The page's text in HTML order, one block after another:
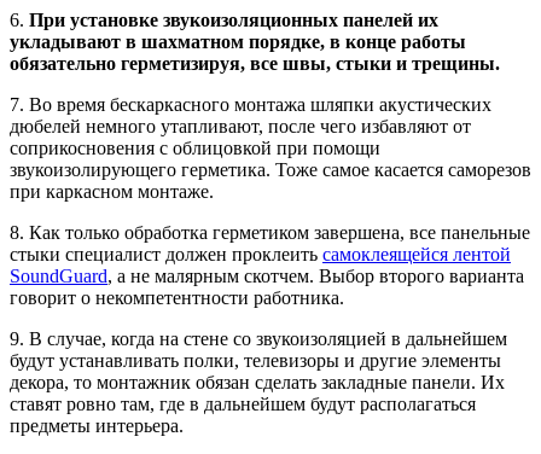
6. При установке звукоизоляционных панелей их
укладывают в шахматном порядке, в конце работы
обязательно герметизируя, все швы, стыки и трещины.
7. Во время бескаркасного монтажа шляпки акустических
дюбелей немного утапливают, после чего избавляют от
соприкосновения с облицовкой при помощи
звукоизолирующего герметика. Тоже самое касается саморезов
при каркасном монтаже.
8. Как только обработка герметиком завершена, все панельные
стыки специалист должен проклеить самоклеящейся лентой
SoundGuard, а не малярным скотчем. Выбор второго варианта
говорит о некомпетентности работника.
9. В случае, когда на стене со звукоизоляцией в дальнейшем
будут устанавливать полки, телевизоры и другие элементы
декора, то монтажник обязан сделать закладные панели. Их
ставят ровно там, где в дальнейшем будут располагаться
предметы интерьера.